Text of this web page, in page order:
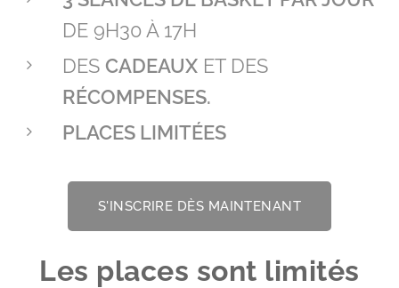
DE 9H30 À 17H
DES CADEAUX ET DES
RÉCOMPENSES.
PLACES LIMITÉES
S'INSCRIRE DÈS MAINTENANT
Les places sont limités